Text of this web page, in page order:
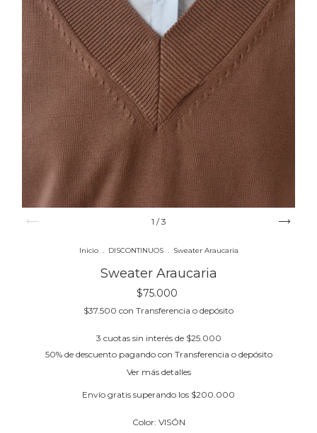
1 /3
Inicio . DISCONTINUOS . Sweater Araucaria
Sweater Araucaria
$75.000
$37.500 con Transferencia o depósito
3 cuotas sin interés de $25.000
50% de descuentopagando con Transferencia o depósito
Ver más detalles
Envío gratis superando los $200.000
Color: VISÓN